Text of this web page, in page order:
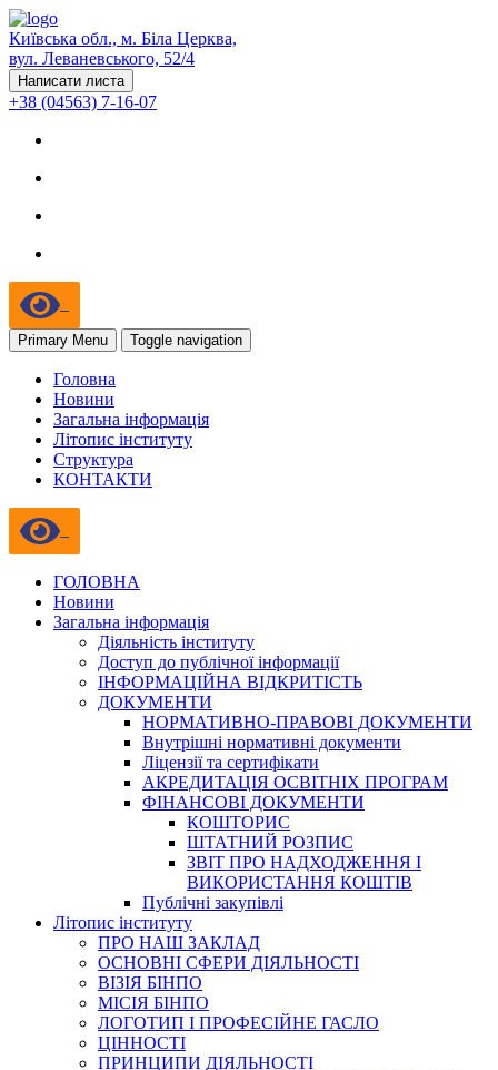
Київська обл., м. Біла Церква,
вул. Леваневського, 52/4
Написати листа
+38 (04563) 7-16-07
Primary Menu Toggle navigation
Головна
Новини
Загальна інформація
Літопис інституту
Структура
КОНТАКТИ
ГОЛОВНА
Новини
Загальна інформація
Діяльність інституту
Доступ до публічної інформації
ІНФОРМАЦІЙНА ВІДКРИТІСТЬ
ДОКУМЕНТИ
НОРМАТИВНО-ПРАВОВІ ДОКУМЕНТИ
Внутрішні нормативні документи
Ліцензії та сертифікати
АКРЕДИТАЦІЯ ОСВІТНІХ ПРОГРАМ
ФІНАНСОВІ ДОКУМЕНТИ
КОШТОРИС
ШТАТНИЙ РОЗПИС
ЗВІТ ПРО НАДХОДЖЕННЯ І
ВИКОРИСТАННЯ КОШТІВ
Публічні закупівлі
Літопис інституту
ПРО НАШ ЗАКЛАД
ОСНОВНІ СФЕРИ ДІЯЛЬНОСТІ
ВІЗІЯ БІНПО
МІСІЯ БІНПО
ЛОГОТИП І ПРОФЕСІЙНЕ ГАСЛО
ЦІННОСТІ
ПРИНЦИПИ ДІЯЛЬНОСТІ